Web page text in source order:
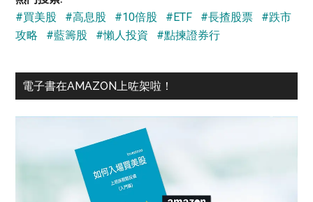
#買美股
#高息股 #10倍股 #ETF #長揸股票
#跌市
攻略
#藍籌股 #懶人投資 #點揀證券行
電子書在AMAZON上咗架啦！